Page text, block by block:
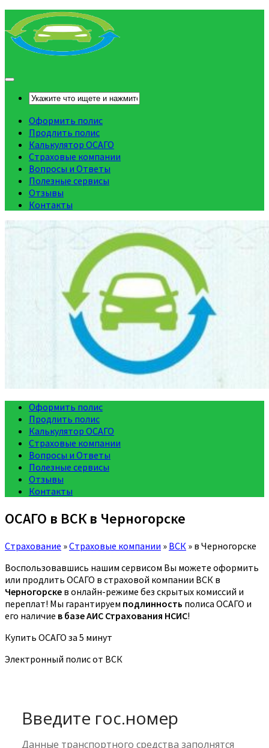
Оформить полис
Продлить полис
Калькулятор ОСАГО
Страховые компании
Вопросы и Ответы
Полезные сервисы
Отзывы
Контакты
Оформить полис
Продлить полис
Калькулятор ОСАГО
Страховые компании
Вопросы и Ответы
Полезные сервисы
Отзывы
Контакты
ОСАГО в ВСК в Черногорске
Страхование »Страховые компании » ВСК » в Черногорске
Воспользовавшись нашим сервисом Вы можете оформить
или продлить ОСАГО в страховой компании ВСК в
Черногорске в онлайн-режиме без скрытых комиссий и
переплат! Мы гарантируем подлинность полиса ОСАГО и
его наличие в базе АИС Страхования НСИС!
Купить ОСАГО за 5 минут
Электронный полис от ВСК